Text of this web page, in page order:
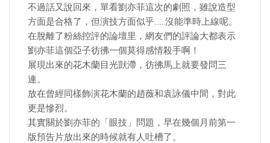
不過話又說回來，單看劉亦菲這次的劇照，雖說造型
方面是合格了，但演技方面似乎……沒能準時上線呢。
在脫離了粉絲控評的論壇里，網友們的評論大都表示
劉亦菲這個亞子彷彿一個莫得感情殺手啊！
展現出來的花木蘭目光獃滯，彷彿馬上就要發問三
連。
放在曾經同樣飾演花木蘭的趙薇和袁詠儀中間，對此
更是慘烈。
其實關於劉亦菲的「眼技」問題，早在幾個月前第一
版預告片放出來的時候就有人吐槽了。